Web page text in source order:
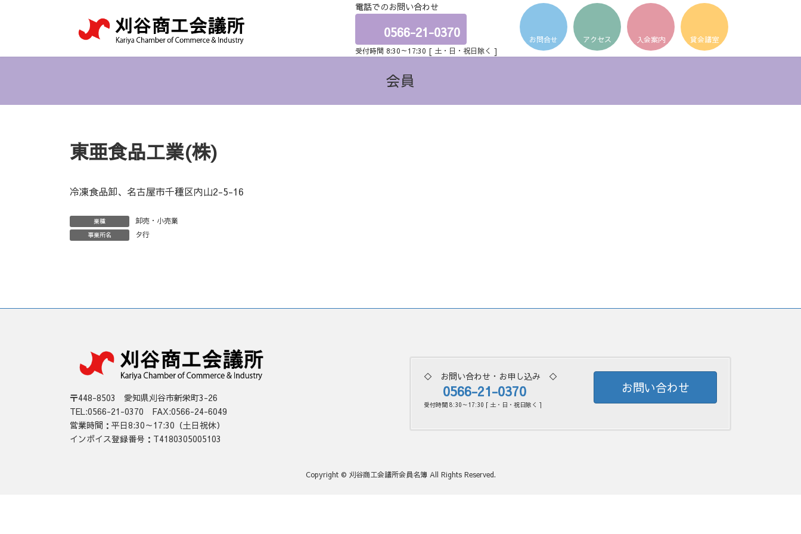
ツ
キ
シ
に
電話でのお問い合わせ
0566-21-0370
受付時間 8:30～17:30 [ 土・日・祝日除く ]
ア
イ
コ
ン
リ
ン
ア
イ
コ
ン
リ
ン
ア
イ
コ
ン
リ
ン
ア
イ
コ
ン
リ
ン
会員
東亜食品工業(株)
冷凍食品卸、名古屋市千種区内山2-5-16
業種 卸売・小売業
事業所名 タ行
〒448-8503 愛知県刈谷市新栄町3-26
TEL:0566-21-0370 FAX:0566-24-6049
営業時間：平日8:30～17:30（土日祝休）
インボイス登録番号：T4180305005103
◇ お問い合わせ・お申し込み ◇
0566-21-0370
受付時間 8:30～17:30 [ 土・日・祝日除く ]
お問い合わせ
Copyright © 刈谷商工会議所会員名簿 All Rights Reserved.